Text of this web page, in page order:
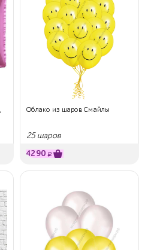
Облако из шаров Смайлы
25 шаров
4290 ₽